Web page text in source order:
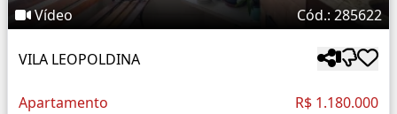
Vídeo Cód.: 285622
VILA LEOPOLDINA
Apartamento R$ 1.180.000